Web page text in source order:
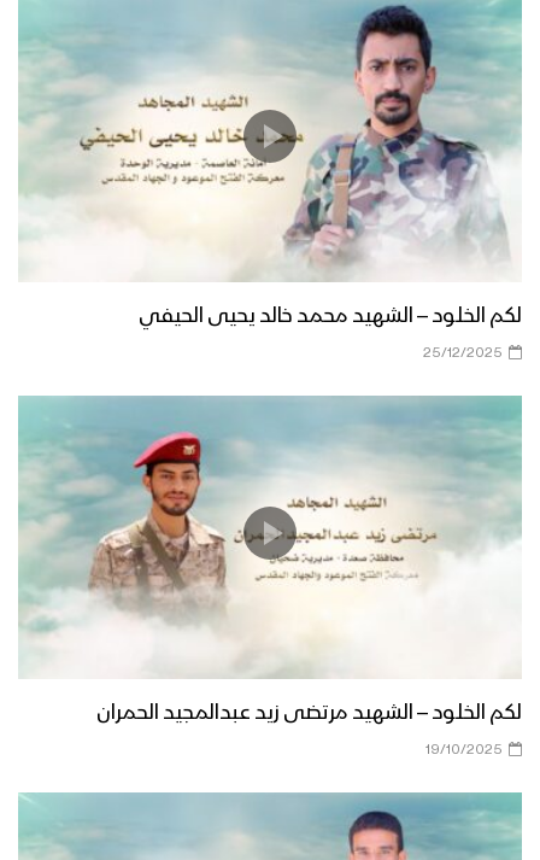
لكم الخلود – الشهيد محمد خالد يحيى الحيفي
25/12/2025
لكم الخلود – الشهيد مرتضى زيد عبدالمجيد الحمران
19/10/2025